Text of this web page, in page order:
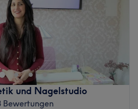
und Nagelstudio
Bewertungen